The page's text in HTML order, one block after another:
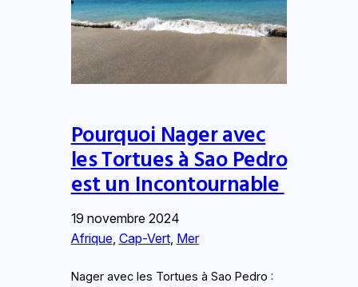
Pourquoi Nager avec
les Tortues à Sao Pedro
est un Incontournable
19 novembre 2024
Afrique, Cap-Vert, Mer
Nager avec les Tortues à Sao Pedro :